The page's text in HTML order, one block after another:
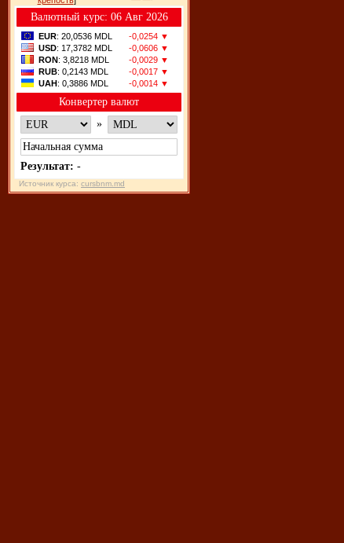
Bалютный курс: 06 Авг 2026
EUR: 20,0536 MDL
-0,0254 ▼
USD: 17,3782 MDL
-0,0606 ▼
RON: 3,8218 MDL
-0,0029 ▼
RUB: 0,2143 MDL
-0,0017 ▼
UAH: 0,3886 MDL -0,0014 ▼
Конвертер валют
»
Результат: -
Источник курса: cursbnm.md